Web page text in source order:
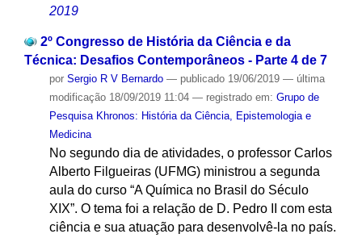
2019
2º Congresso de História da Ciência e da
Técnica: Desafios Contemporâneos - Parte 4 de 7
por Sergio R V Bernardo — publicado19/06/2019 — última
modificação18/09/2019 11:04 — registrado em: Grupo de
Pesquisa Khronos: História da Ciência, Epistemologia e
Medicina
No segundo dia de atividades, o professor Carlos
Alberto Filgueiras (UFMG) ministrou a segunda
aula do curso “A Química no Brasil do Século
XIX”. O tema foi a relação de D. Pedro II com esta
ciência e sua atuação para desenvolvê-la no país.